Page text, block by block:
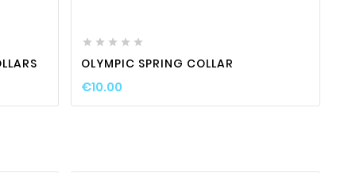
    
OLYMPIC SPRING COLLAR
€10.00